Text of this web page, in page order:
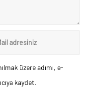
üzere adımı, e-
kaydet.